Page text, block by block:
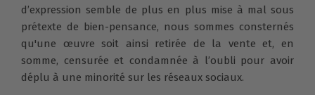
d’expression semble de plus en plus mise à mal sous
prétexte de bien-pensance, nous sommes consternés
qu'une œuvre soit ainsi retirée de la vente et, en
somme, censurée et condamnée à l’oubli pour avoir
déplu à une minorité sur les réseaux sociaux.